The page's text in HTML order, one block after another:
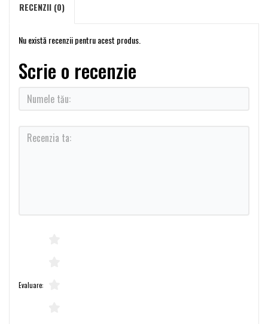
RECENZII (0)
Nu există recenzii pentru acest produs.
Scrie o recenzie
Evaluare: